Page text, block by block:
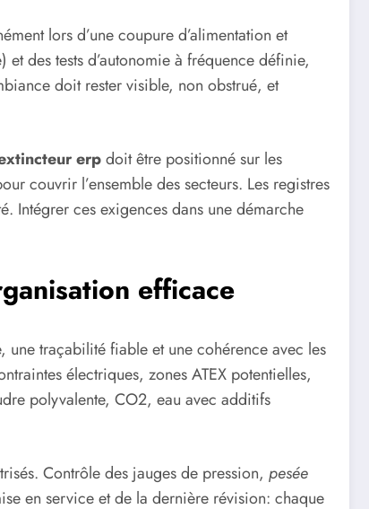
lors d’une coupure d’alimentation et
des tests d’autonomie à fréquence définie,
doit rester visible, non obstrué, et
erpdoit être positionné sur les
couvrir l’ensemble des secteurs. Les registres
Intégrer ces exigences dans une démarche
efficace
une traçabilité fiable et une cohérence avec les
électriques, zones ATEX potentielles,
polyvalente, CO2, eau avec additifs
Contrôle des jauges de pression, pesée
en service et de la dernière révision: chaque